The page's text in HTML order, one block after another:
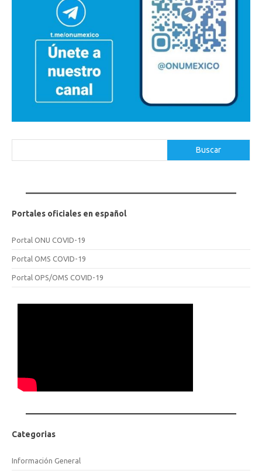
Buscar
Portales oficiales en español
Portal ONU COVID-19
Portal OMS COVID-19
Portal OPS/OMS COVID-19
Categorias
Información General